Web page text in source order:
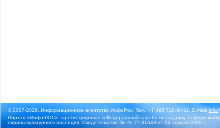
© 2007-2026, Информационное агентство ИнфоРос. Тел.: +7 495 718-84-11, E-mail:
Портал «ИнфоШОС» зарегистрирован в Федеральной службе по надзору в сфере
охраны культурного наследия. Свидетельство Эл № 77-31649 от 04 апреля 2008 г.